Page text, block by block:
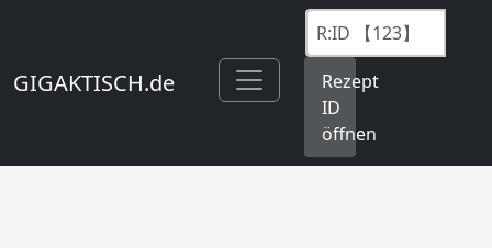
GIGAKTISCH.de
Rezept
ID
öffnen